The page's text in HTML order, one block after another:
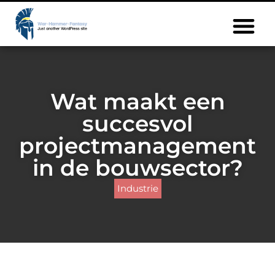
Wat maakt een
succesvol
projectmanagement
in de bouwsector?
Industrie